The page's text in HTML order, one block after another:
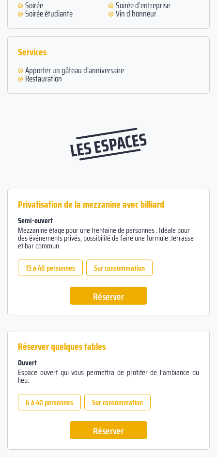
Soirée Soirée d'entreprise
Soirée étudiante Vin d'honneur
Services
Apporter un gâteau d’anniversaire
Restauration
LES ESPACES
Privatisation de la mezzanine avec billiard
Semi-ouvert
Mezzanine étage pour une trentaine de personnes . Idéale pour
des événements privés, possibilité de faire une formule .terrasse
et bar commun.
15 à 40 personnes
Sur consommation
Réserver
Réserver quelques tables
Ouvert
Espace ouvert qui vous permettra de profiter de l’ambiance du
lieu.
6 à 40 personnes
Sur consommation
Réserver